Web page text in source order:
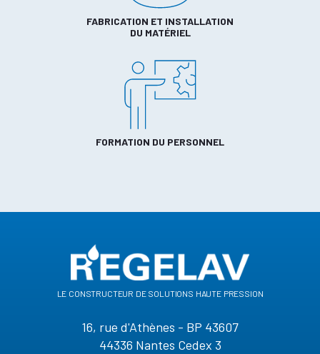
FABRICATION ET INSTALLATION
DU MATÉRIEL
FORMATION DU PERSONNEL
le constructeur de solutions haute pression
16, rue d'Athènes - BP 43607
44336 Nantes Cedex 3